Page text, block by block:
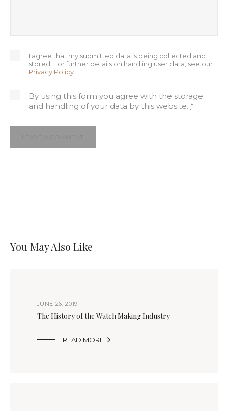
I agree that my submitted data is being collected and
stored. For further details on handling user data, see our
Privacy Policy
By using this form you agree with the storage
and handling of your data by this website. *
You May Also Like
JUNE 26, 2019
The History of the Watch Making Industry
READ MORE 